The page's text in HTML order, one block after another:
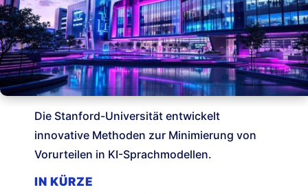
Die Stanford-Universität entwickelt
innovative Methoden zur Minimierung von
Vorurteilen in KI-Sprachmodellen.
IN KÜRZE